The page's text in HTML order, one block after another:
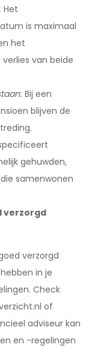
Het
is maximaal
het
van beide
Bij een
blijven de
gehuwden,
samenwonen
verzorgd
verzorgd
in je
Check
of
adviseur kan
en -regelingen